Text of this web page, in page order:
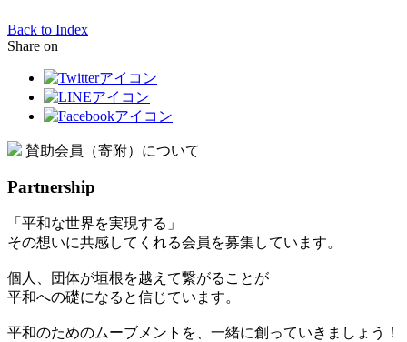
Back to Index
Share on
賛助会員（寄附）について
Partnership
「平和な世界を実現する」
その想いに共感してくれる会員を募集しています。
個人、団体が垣根を越えて繋がることが
平和への礎になると信じています。
平和のためのムーブメントを、一緒に創っていきましょう！